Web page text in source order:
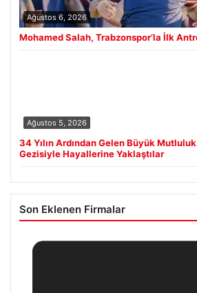
Ağustos 6, 2026
Mohamed Salah, Trabzonspor’la İlk
Ağustos 5, 2026
34 Yılın Ardından Gelen Büyük
Gezisiyle Hayallerine Yaklaştılar
Son Eklenen Firmalar